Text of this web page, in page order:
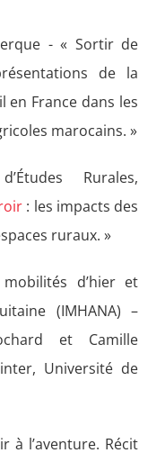
- « Sortir de
de la
France dans les
marocains. »
Rurales,
: les impacts des
ruraux. »
d’hier et
(IMHANA) –
et Camille
Université de
à l’aventure. Récit